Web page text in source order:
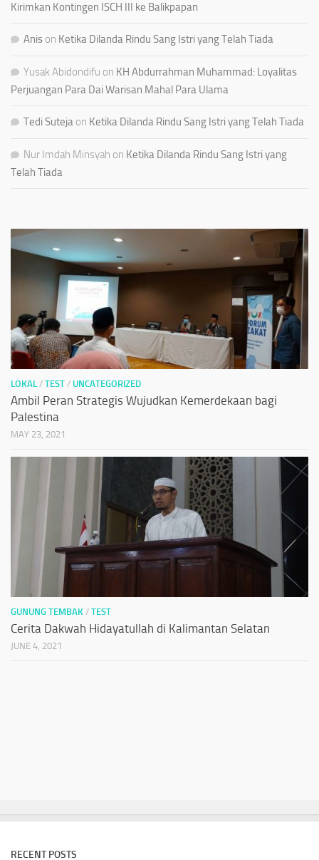
Kirimkan Kontingen ISCH III ke Balikpapan
Anis on Ketika Dilanda Rindu Sang Istri yang Telah Tiada
Yusak Abidondifu on KH Abdurrahman Muhammad: Loyalitas
Perjuangan Para Dai Warisan Mahal Para Ulama
Tedi Suteja on Ketika Dilanda Rindu Sang Istri yang Telah Tiada
Nur Imdah Minsyah on Ketika Dilanda Rindu Sang Istri yang
Telah Tiada
LOKAL / TEST / UNCATEGORIZED
Ambil Peran Strategis Wujudkan Kemerdekaan bagi
Palestina
MAY 23, 2021
GUNUNG TEMBAK / TEST
Cerita Dakwah Hidayatullah di Kalimantan Selatan
JUNE 4, 2021
RECENT POSTS